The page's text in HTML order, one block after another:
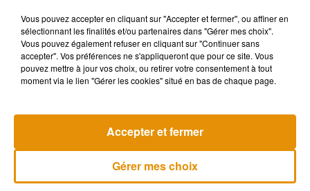
pic.twitter.com/J6y1GSxYsA
— Le JDD (@leJDD)December 26, 2021
Musique
7 août 2026
Madonna sort enfin le remix de « Love
Vous pouvez accepter en cliquant sur "Accepter et fermer", ou affiner en
sélectionnant les finalités et/ou partenaires dans "Gérer mes choix".
Vous pouvez également refuser en cliquant sur "Continuer sans
accepter". Vos préférences ne s'appliqueront que pour ce site. Vous
pouvez mettre à jour vos choix, ou retirer votre consentement à tout
moment via le lien "Gérer les cookies" situé en bas de chaque page.
Gérer mes choix
Accepter et fermer